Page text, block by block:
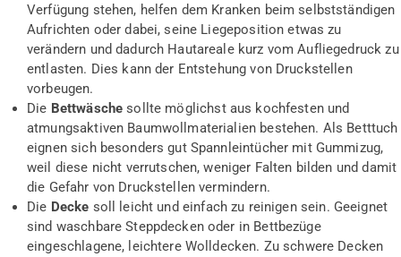
Verfügung stehen, helfen dem Kranken beim selbstständigen
Aufrichten oder dabei, seine Liegeposition etwas zu
verändern und dadurch Hautareale kurz vom Aufliegedruck zu
entlasten. Dies kann der Entstehung von Druckstellen
vorbeugen.
Die Bettwäschesollte möglichst aus kochfesten und
atmungsaktiven Baumwollmaterialien bestehen. Als Betttuch
eignen sich besonders gut Spannleintücher mit Gummizug,
weil diese nicht verrutschen, weniger Falten bilden und damit
die Gefahr von Druckstellen vermindern.
Die Decke soll leicht und einfach zu reinigen sein. Geeignet
sind waschbare Steppdecken oder in Bettbezüge
eingeschlagene, leichtere Wolldecken. Zu schwere Decken